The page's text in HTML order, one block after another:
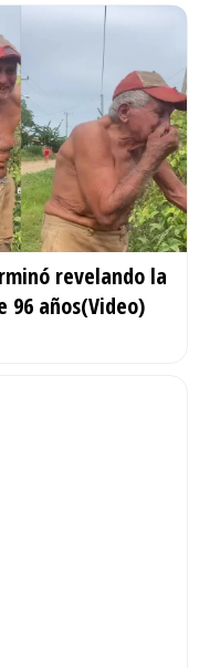
revelando la
96 años(Video)